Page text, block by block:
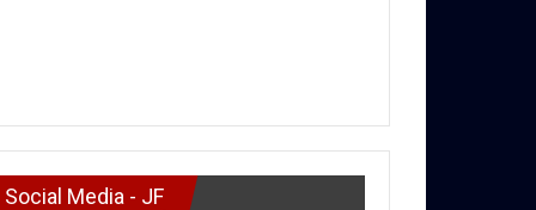
Social Media - JF